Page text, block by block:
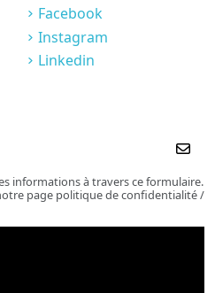
Facebook
Instagram
Linkedin
informations à travers ce formulaire.
page politique de confidentialité /